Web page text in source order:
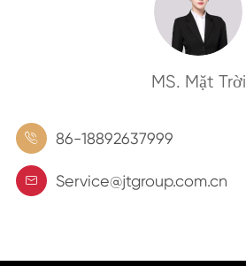
MS. Mặt Trời
 86-18892637999
 Service@jtgroup.com.cn